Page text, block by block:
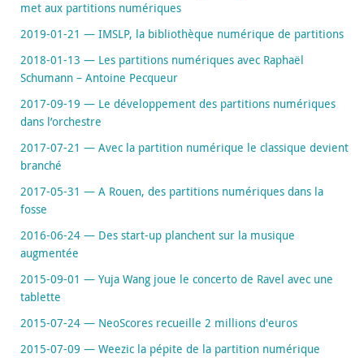
met aux partitions numériques
2019-01-21 — IMSLP, la bibliothèque numérique de partitions
2018-01-13 — Les partitions numériques avec Raphaël
Schumann – Antoine Pecqueur
2017-09-19 — Le développement des partitions numériques
dans l’orchestre
2017-07-21 — Avec la partition numérique le classique devient
branché
2017-05-31 — A Rouen, des partitions numériques dans la
fosse
2016-06-24 — Des start-up planchent sur la musique
augmentée
2015-09-01 — Yuja Wang joue le concerto de Ravel avec une
tablette
2015-07-24 — NeoScores recueille 2 millions d'euros
2015-07-09 — Weezic la pépite de la partition numérique